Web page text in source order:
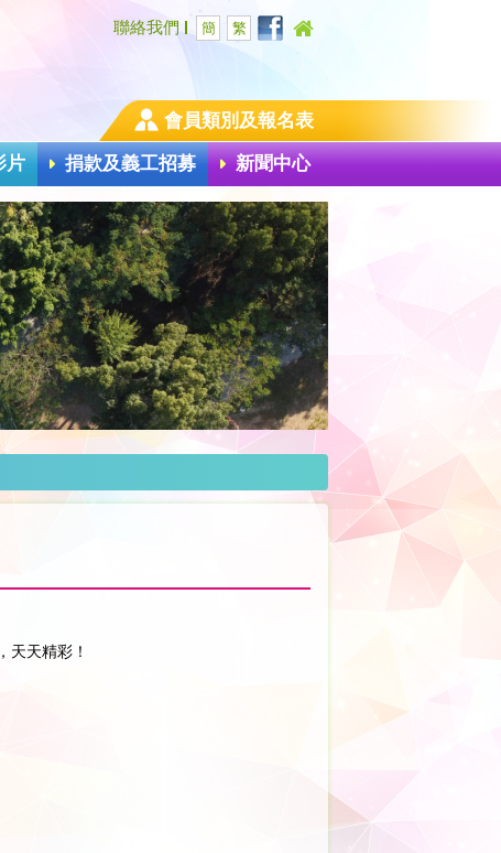
聯絡我們 簡 繁
會員類別及報名表
片 捐款及義工招募 新聞中心
天天精彩！